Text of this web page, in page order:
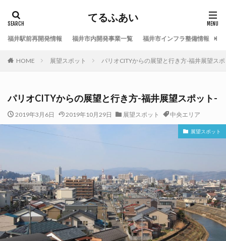
てるふあい
福井駅前再開発情報 福井市内開発事業一覧 福井市インフラ整備情報
HOME 展望スポット パリオCITYからの展望と行き方-福井展望ス
パリオCITYからの展望と行き方-福井展望スポット-
2019年3月6日 2019年10月29日 展望スポット 中央エリア
展望スポット